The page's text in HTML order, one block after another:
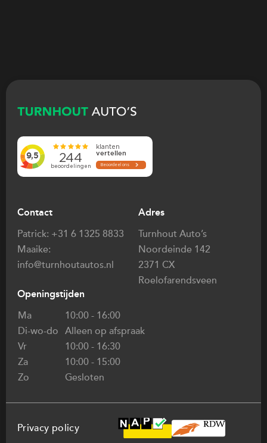
Contact
Patrick: +31 6 1325 8833
Maaike:
info@turnhoutautos.nl
Adres
Turnhout Auto’s
Noordeinde 142
2371 CX
Roelofarendsveen
Openingstijden
Ma
10:00 - 16:00
Di-wo-do Alleen op afspraak
Vr
10:00 - 16:30
Za
10:00 - 15:00
Zo
Gesloten
Privacy policy